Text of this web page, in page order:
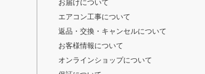
お届けについて
エアコン工事について
返品・交換・キャンセルについて
お客様情報について
オンラインショップについて